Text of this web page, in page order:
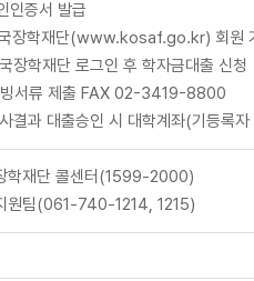
인증서 발급
장학재단(www.kosaf.go.kr) 회원
장학재단 로그인 후 학자금대출 신청
서류 제출 FAX 02-3419-8800
결과 대출승인 시 대학계좌(기등록
학재단 콜센터(1599-2000)
원팀(061-740-1214, 1215)